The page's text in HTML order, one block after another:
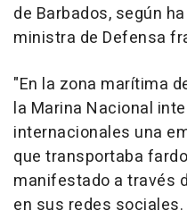
de Barbados, según
ministra de Defensa
"En la zona marítima
la Marina Nacional
internacionales una
que transportaba
manifestado a través
en sus redes sociales.